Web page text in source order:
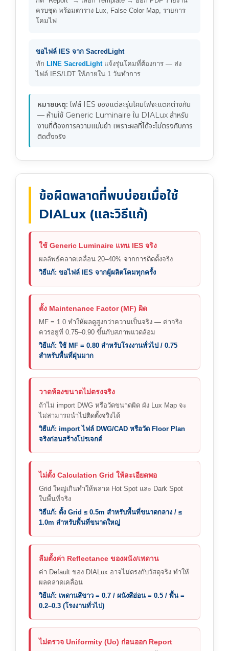
ครบชุด พร้อมตาราง Lux, False Color Map, รายการ
โคมไฟ
ขอไฟล์ IES จาก SacredLight
ทัก LINE SacredLightแจ้งรุ่นโคมที่ต้องการ — ส่ง
ไฟล์ IES/LDT ให้ภายใน 1 วันทำการ
หมายเหตุ: ไฟล์ IES ของแต่ละรุ่นโคมไฟจะแตกต่างกัน
— ห้ามใช้ Generic Luminaire ใน DIALux สำหรับ
งานที่ต้องการความแม่นยำ เพราะผลที่ได้จะไม่ตรงกับการ
ติดตั้งจริง
ข้อผิดพลาดที่พบบ่อยเมื่อใช้
DIALux (และวิธีแก้)
ใช้ Generic Luminaire แทน IES จริง
ผลลัพธ์คลาดเคลื่อน 20–40% จากการติดตั้งจริง
วิธีแก้: ขอไฟล์ IES จากผู้ผลิตโคมทุกครั้ง
ตั้ง Maintenance Factor (MF) ผิด
MF = 1.0 ทำให้ผลดูสูงกว่าความเป็นจริง — ค่าจริง
ควรอยู่ที่ 0.75–0.90 ขึ้นกับสภาพแวดล้อม
วิธีแก้: ใช้ MF = 0.80 สำหรับโรงงานทั่วไป / 0.75
สำหรับพื้นที่ฝุ่นมาก
วาดห้องขนาดไม่ตรงจริง
ถ้าไม่ import DWG หรือวัดขนาดผิด ผัง Lux Map จะ
ไม่สามารถนำไปติดตั้งจริงได้
วิธีแก้: import ไฟล์ DWG/CAD หรือวัด Floor Plan
จริงก่อนสร้างโปรเจกต์
ไม่ตั้ง Calculation Grid ให้ละเอียดพอ
Grid ใหญ่เกินทำให้พลาด Hot Spot และ Dark Spot
ในพื้นที่จริง
วิธีแก้: ตั้ง Grid ≤ 0.5m สำหรับพื้นที่ขนาดกลาง / ≤
1.0m สำหรับพื้นที่ขนาดใหญ่
ลืมตั้งค่า Reflectance ของผนัง/เพดาน
ค่า Default ของ DIALux อาจไม่ตรงกับวัสดุจริง ทำให้
ผลคลาดเคลื่อน
วิธีแก้: เพดานสีขาว = 0.7 / ผนังสีอ่อน = 0.5 / พื้น =
0.2–0.3 (โรงงานทั่วไป)
ไม่ตรวจ Uniformity (Uo) ก่อนออก Report